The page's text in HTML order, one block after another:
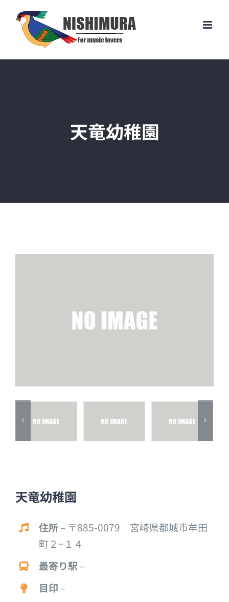
content
天竜幼稚園
天竜幼稚園
住所– 〒885-0079 宮崎県都城市牟田
町２−１４
最寄り駅 –
目印 –